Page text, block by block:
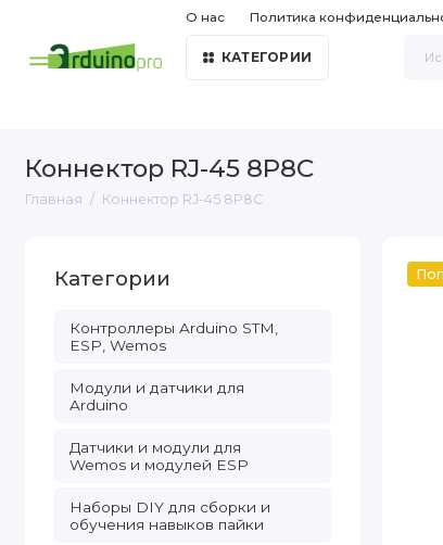
О нас Политика
КАТЕГОРИИ
Коннектор RJ-45 8P8C
Главная Коннектор RJ-45 8P8C
Категории
Контроллеры Arduino STM,
ESP, Wemos
Модули и датчики для
Arduino
Датчики и модули для
Wemos и модулей ESP
Наборы DIY для сборки и
обучения навыков пайки